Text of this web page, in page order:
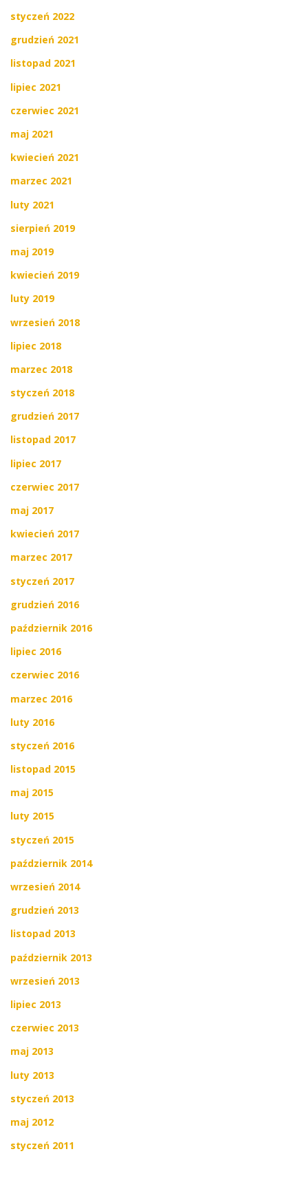
styczeń 2022
grudzień 2021
listopad 2021
lipiec 2021
czerwiec 2021
maj 2021
kwiecień 2021
marzec 2021
luty 2021
sierpień 2019
maj 2019
kwiecień 2019
luty 2019
wrzesień 2018
lipiec 2018
marzec 2018
styczeń 2018
grudzień 2017
listopad 2017
lipiec 2017
czerwiec 2017
maj 2017
kwiecień 2017
marzec 2017
styczeń 2017
grudzień 2016
październik 2016
lipiec 2016
czerwiec 2016
marzec 2016
luty 2016
styczeń 2016
listopad 2015
maj 2015
luty 2015
styczeń 2015
październik 2014
wrzesień 2014
grudzień 2013
listopad 2013
październik 2013
wrzesień 2013
lipiec 2013
czerwiec 2013
maj 2013
luty 2013
styczeń 2013
maj 2012
styczeń 2011